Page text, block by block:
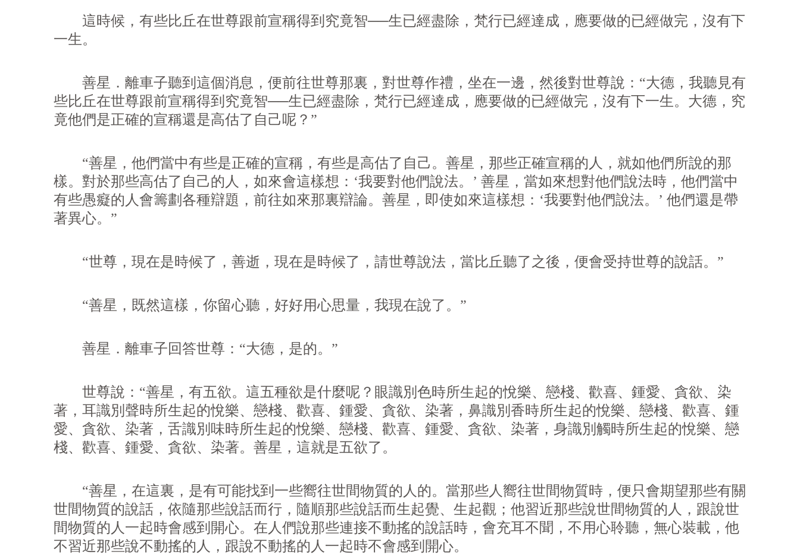
這時候，有些比丘在世尊跟前宣稱得到究竟智──生已經盡除，梵行已經達成，應要做的已經做完，沒有下
一生。
善星．離車子聽到這個消息，便前往世尊那裏，對世尊作禮，坐在一邊，然後對世尊說：“大德，我聽見有
些比丘在世尊跟前宣稱得到究竟智──生已經盡除，梵行已經達成，應要做的已經做完，沒有下一生。大德，究
竟他們是正確的宣稱還是高估了自己呢？”
“善星，他們當中有些是正確的宣稱，有些是高估了自己。善星，那些正確宣稱的人，就如他們所說的那
樣。對於那些高估了自己的人，如來會這樣想：‘我要對他們說法。’ 善星，當如來想對他們說法時，他們當中
有些愚癡的人會籌劃各種辯題，前往如來那裏辯論。善星，即使如來這樣想：‘我要對他們說法。’ 他們還是帶
著異心。”
“世尊，現在是時候了，善逝，現在是時候了，請世尊說法，當比丘聽了之後，便會受持世尊的說話。”
“善星，既然這樣，你留心聽，好好用心思量，我現在說了。”
善星．離車子回答世尊：“大德，是的。”
世尊說：“善星，有五欲。這五種欲是什麼呢？眼識別色時所生起的悅樂、戀棧、歡喜、鍾愛、貪欲、染
著，耳識別聲時所生起的悅樂、戀棧、歡喜、鍾愛、貪欲、染著，鼻識別香時所生起的悅樂、戀棧、歡喜、鍾
愛、貪欲、染著，舌識別味時所生起的悅樂、戀棧、歡喜、鍾愛、貪欲、染著，身識別觸時所生起的悅樂、戀
棧、歡喜、鍾愛、貪欲、染著。善星，這就是五欲了。
“善星，在這裏，是有可能找到一些嚮往世間物質的人的。當那些人嚮往世間物質時，便只會期望那些有關
世間物質的說話，依隨那些說話而行，隨順那些說話而生起覺、生起觀；他習近那些說世間物質的人，跟說世
間物質的人一起時會感到開心。在人們說那些連接不動搖的說話時，會充耳不聞，不用心聆聽，無心裝載，他
不習近那些說不動搖的人，跟說不動搖的人一起時不會感到開心。